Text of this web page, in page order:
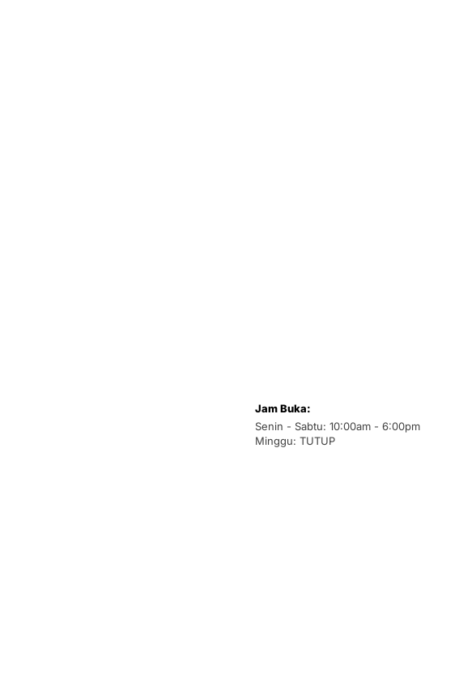
Jam Buka:
Senin - Sabtu: 10:00am - 6:00pm
Minggu: TUTUP